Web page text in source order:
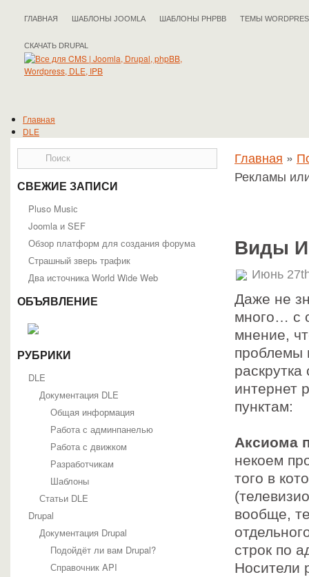
ГЛАВНАЯ ШАБЛОНЫ JOOMLA ШАБЛОНЫ PHPBB ТЕМЫ
СКАЧАТЬ DRUPAL
Главная
DLE
Общая информация
Работа с админпанелью
Работа с движком
Разработчикам
Шаблоны
Drupal
Документация Drupal
Подойдёт ли вам Drupal?
Справочник API
Статьи Drupal
Статьи IPB
Статьи о Joomla
Основы Joomla
Хаки Joomla
Шаблоны Joomla
Шаблоны Joomla 1.5
Шаблоны Joomla 1.7
Шаблоны Joomla 2.5
phpBBex
Документация phpBB
Отдельные файлы документации
Руководство для пользователей phpBB
Руководство по администрированию phpBB
Руководство по быстрому старту
Руководство по модерированию phpBB
Руководство по обновлению phpBB
СВЕЖИЕ ЗАПИСИ
Pluso Musiс
Joomla и SEF
Обзор платформ для создания форума
Страшный зверь трафик
Два источника World Wide Web
ОБЪЯВЛЕНИЕ
РУБРИКИ
DLE
Документация DLE
Общая информация
Работа с админпанелью
Работа с движком
Разработчикам
Шаблоны
Статьи DLE
Drupal
Документация Drupal
Подойдёт ли вам Drupal?
Справочник API
Главная »
Рекламы
Виды
Июнь
Даже не
много… с
мнение,
проблемы
интернет
пунктам:
Аксиома
некоем
того в
вообще,
строк по
Носители